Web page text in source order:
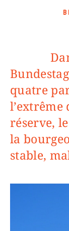
Dans onze jours, les élections du
quatre
l’extrême
réserve,
la
stable,